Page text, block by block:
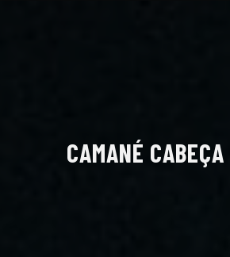
CAMANÉ